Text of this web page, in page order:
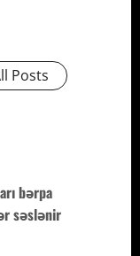
Posts
bərpa
səslənir